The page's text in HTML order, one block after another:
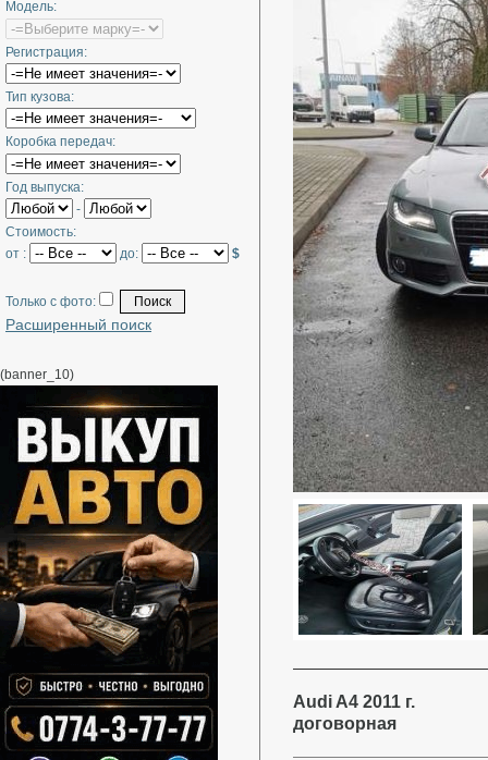
Модель:
Регистрация:
Тип кузова:
Коробка передач:
Год выпуска:
-
Стоимость:
от :
до: $
Только с фото:
Расширенный поиск
(banner_10)
Audi A4 2011 г.
договорная